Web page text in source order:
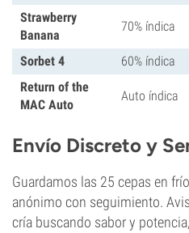
Strawberry
Banana
70% índica
Sorbet 4 60% índica
Return of the
MAC Auto
Auto índica
Envío Discreto y
Guardamos las 25 cepas en
anónimo con seguimiento.
cría buscando sabor y